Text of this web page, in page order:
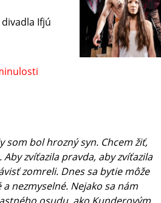
Ifjú
som bol hrozný syn. Chcem žiť,
zvíťazila pravda, aby zvíťazila
zomreli. Dnes sa bytie môže
nezmyselné. Nejako sa nám